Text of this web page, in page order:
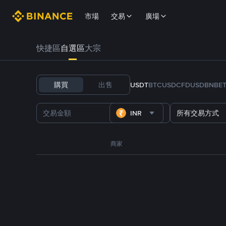
市場 交易 廣場
快捷區自選區大宗
購買 出售 USDTBTCUSDCFDUSDBNB
INR 所有交易方式
商家